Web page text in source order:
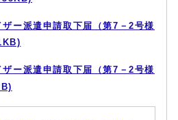
ー派遣申請取下届（第7－2号様
ー派遣申請取下届（第7－2号様